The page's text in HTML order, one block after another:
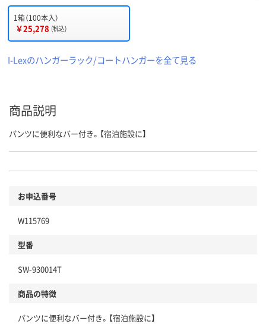
1箱（100本入）
￥25,278 (税込)
I-Lexのハンガーラック/コートハンガーを全て見る
商品説明
パンツに便利なバー付き。【宿泊施設に】
お申込番号
W115769
型番
SW-930014T
商品の特徴
パンツに便利なバー付き。【宿泊施設に】